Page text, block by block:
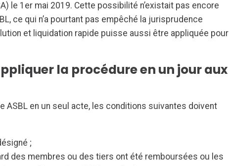
le 1er mai 2019. Cette possibilité n’existait pas encore
ce qui n’a pourtant pas empêché la jurisprudence
et liquidation rapide puisse aussi être appliquée pour
la procédure en un jour aux
ASBL en un seul acte, les conditions suivantes doivent
;
des membres ou des tiers ont été remboursées ou les